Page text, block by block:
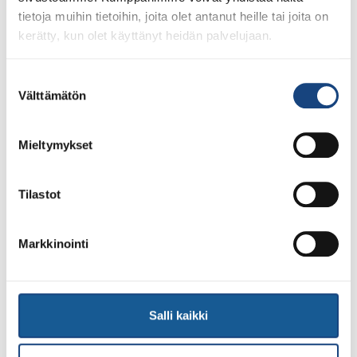
tietoja muihin tietoihin, joita olet antanut heille tai joita on
kerätty, kun olet käyttänyt heidän palvelujaan.
valinta
Välttämätön
Mieltymykset
Tilastot
Markkinointi
Salli kaikki
Tuomariraportti Swedish A-Judo/VI